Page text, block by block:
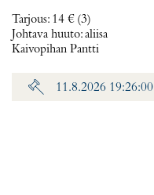
Tarjous: 14 € (3)
Johtava huuto:aliisa
Kaivopihan Pantti
11.8.2026 19:26:00